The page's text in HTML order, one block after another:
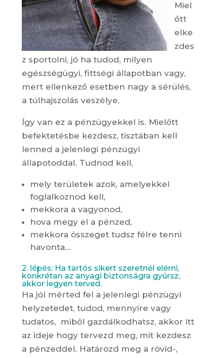
Miel
őtt
elke
zdes
z sportolni, jó ha tudod, milyen
egészségügyi, fittségi állapotban vagy,
mert ellenkező esetben nagy a sérülés,
a túlhajszolás veszélye.
Így van ez a pénzügyekkel is. Mielőtt
befektetésbe kezdesz, tisztában kell
lenned a jelenlegi pénzügyi
állapotoddal. Tudnod kell,
mely területek azok, amelyekkel
foglalkoznod kell,
mekkora a vagyonod,
hova megy el a pénzed,
mekkora összeget tudsz félre tenni
havonta…
2. lépés: Ha tartós sikert szeretnél elérni,
konkrétan az anyagi biztonságra gyúrsz,
akkor legyen terved.
Ha jól mérted fel a jelenlegi pénzügyi
helyzetedet, tudod, mennyire vagy
tudatos, miből gazdálkodhatsz, akkor itt
az ideje hogy tervezd meg, mit kezdesz
a pénzeddel. Határozd meg a rövid-,